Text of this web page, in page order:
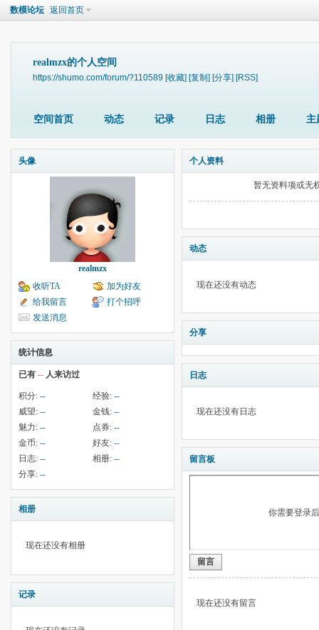
数模论坛 返回首页
realmzx的个人空间
https://shumo.com/forum/?110589 [收藏] [复制] [分享] [RSS]
空间首页 动态 记录 日志 相册 主
头像
realmzx
收听TA
加为好友
给我留言
打个招呼
发送消息
统计信息
已有 -- 人来访过
积分: -- 经验: --
威望: -- 金钱: --
魅力: -- 点券: --
金币: -- 好友: --
日志: -- 相册: --
分享: --
相册
现在还没有相册
记录
个人资料
暂无资料项或无
动态
现在还没有动态
分享
日志
现在还没有日志
留言板
你需要登录
留言
现在还没有留言